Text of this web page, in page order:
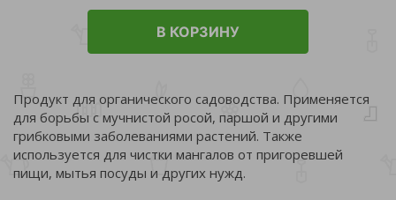
В КОРЗИНУ
Продукт для органического садоводства. Применяется
для борьбы с мучнистой росой, паршой и другими
грибковыми заболеваниями растений. Также
используется для чистки мангалов от пригоревшей
пищи, мытья посуды и других нужд.